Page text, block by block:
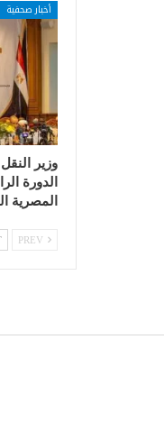
أخبار صحفية
وزير
الدورة
المصرية